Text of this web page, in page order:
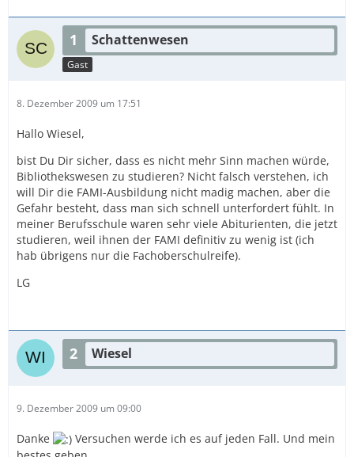
1 Schattenwesen
Gast
8. Dezember 2009 um 17:51
Hallo Wiesel,
bist Du Dir sicher, dass es nicht mehr Sinn machen würde,
Bibliothekswesen zu studieren? Nicht falsch verstehen, ich
will Dir die FAMI-Ausbildung nicht madig machen, aber die
Gefahr besteht, dass man sich schnell unterfordert fühlt. In
meiner Berufsschule waren sehr viele Abiturienten, die jetzt
studieren, weil ihnen der FAMI definitiv zu wenig ist (ich
hab übrigens nur die Fachoberschulreife).
LG
2 Wiesel
9. Dezember 2009 um 09:00
Danke
Versuchen werde ich es auf jeden Fall. Und mein